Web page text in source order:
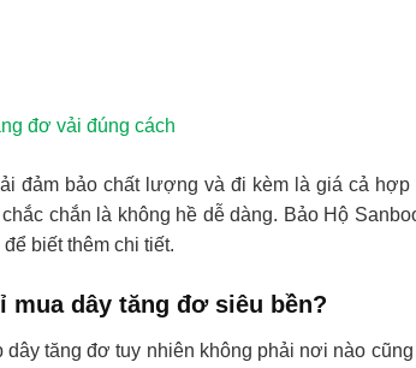
đảm bảo chất lượng và đi kèm là giá cả
chắn là không hề dễ dàng. Bảo Hộ
biết thêm chi tiết.
mua dây tăng đơ siêu bền?
tăng đơ tuy nhiên không phải nơi nào